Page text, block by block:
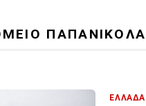
ΕΛΛΑΔΑ